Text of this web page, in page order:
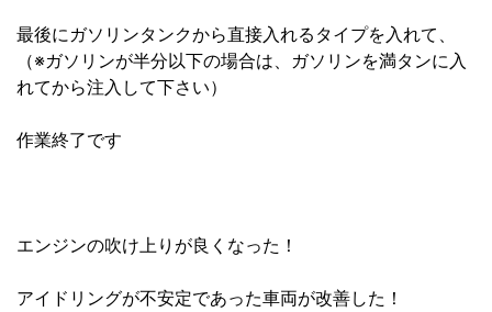
最後にガソリンタンクから直接入れるタイプを入れて、
（※ガソリンが半分以下の場合は、ガソリンを満タンに入
れてから注入して下さい）
作業終了です
エンジンの吹け上りが良くなった！
アイドリングが不安定であった車両が改善した！